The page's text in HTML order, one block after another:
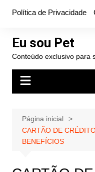
conteúdo
Política de Privacidade
Eu sou Pet
Conteúdo exclusivo para
Página inicial
CARTÃO DE
BENEFÍCIOS